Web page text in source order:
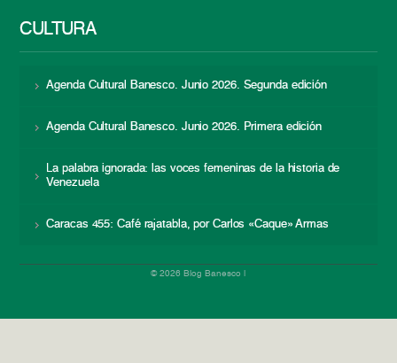
CULTURA
Agenda Cultural Banesco. Junio 2026. Segunda edición
Agenda Cultural Banesco. Junio 2026. Primera edición
La palabra ignorada: las voces femeninas de la historia de
Venezuela
Caracas 455: Café rajatabla, por Carlos «Caque» Armas
© 2026 Blog Banesco |